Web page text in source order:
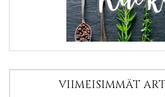
VIIMEISIMMÄT